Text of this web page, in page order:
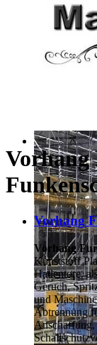
Vorhang
Vorhang
Vorhang
Kunststoff
Hallentore,
Geruch,
und
Abtrennung
Anschaffung,